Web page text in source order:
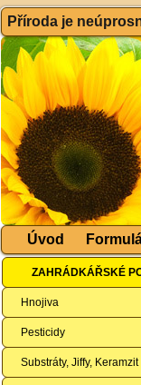
Příroda je
Úvod
ZAHRÁDKÁŘSKÉ
Hnojiva
Pesticidy
Substráty, Jiffy, Keramzit